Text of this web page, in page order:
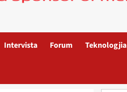
Intervista Forum Teknologjia